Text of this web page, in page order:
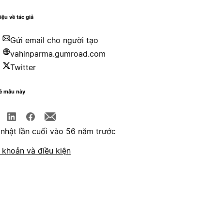
về tác giả
Gửi email cho người tạo
vahinparma.gumroad.com
Twitter
mẫu này
lần cuối vào 56 năm trước
và điều kiện